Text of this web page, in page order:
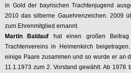
in Gold der bayrischen Trachtenjugend
2010 das silberne Gauehrenzeichen. 2009
zum Ehrenmitglied ernannt.
Martin Baldauf hat einen großen
Trachtenvereins in Heimenkirch
einige Paare zusammen und so wurde er an
11.1.1973 zum 2. Vorstand gewählt. Ab 1978